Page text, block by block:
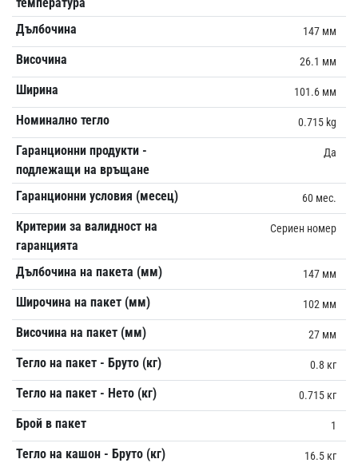
Дълбочина 147 мм
Височина 26.1 мм
Ширина 101.6 мм
Номинално тегло 0.715 kg
Гаранционни продукти -
подлежащи на връщане
Да
Гаранционни условия (месец) 60 мес.
Критерии за валидност на
гаранцията
Сериен номер
Дълбочина на пакета (мм) 147 мм
Широчина на пакет (мм) 102 мм
Височина на пакет (мм) 27 мм
Тегло на пакет - Бруто (кг) 0.8 кг
Тегло на пакет - Нето (кг) 0.715 кг
Брой в пакет 1
Тегло на кашон - Бруто (кг) 16.5 кг